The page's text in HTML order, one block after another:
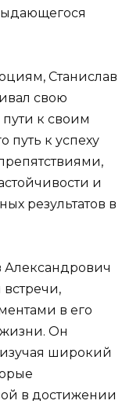
Станислав
свою
к своим
путь к успеху
и
результатов в
Александрович
в его
Он
широкий
в достижении